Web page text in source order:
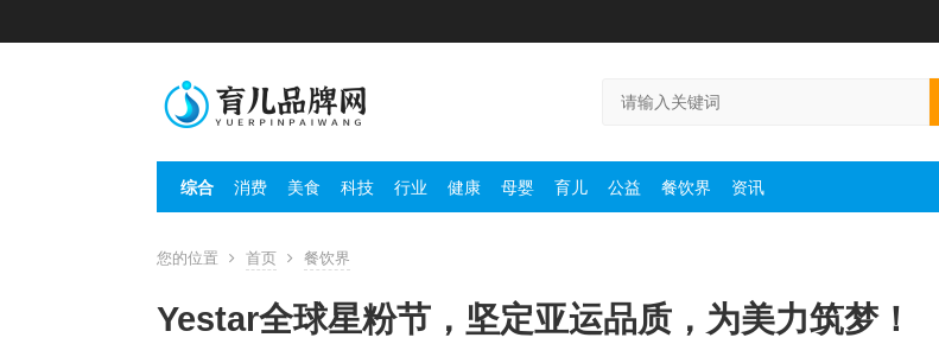
综合 消费 美食 科技 行业 健康 母婴 育儿 公益 餐饮界 资讯
您的位置 首页 餐饮界
Yestar全球星粉节，坚定亚运品质，为美力筑梦！